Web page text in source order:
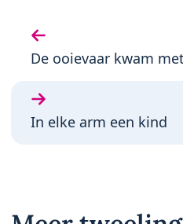
Vorige gedicht:
De ooievaar kwam
Volgende gedicht:
In elke arm een kind